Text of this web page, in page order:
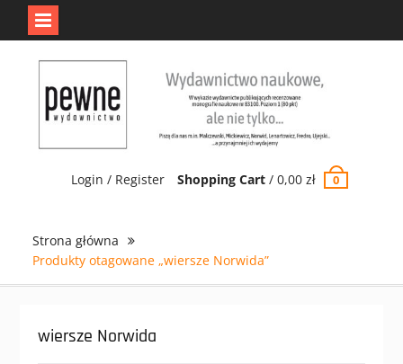
Login / Register Shopping Cart /0,00zł 0
Strona główna
Produkty otagowane „wiersze Norwida”
wiersze Norwida